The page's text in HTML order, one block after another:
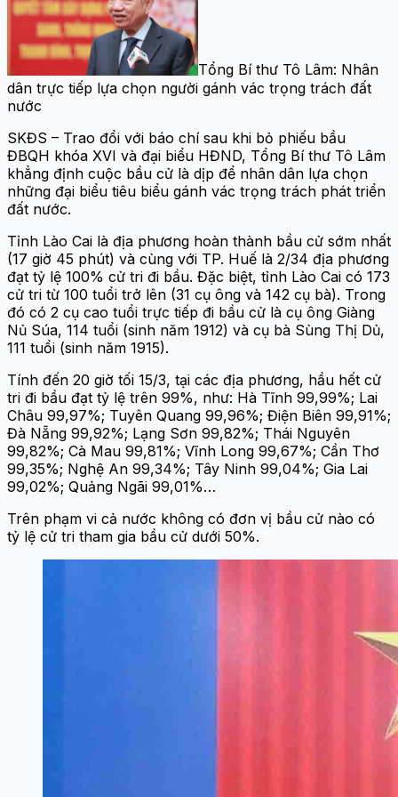
Tổng Bí thư Tô Lâm: Nhân
dân trực tiếp lựa chọn người gánh vác trọng trách đất
nước
SKĐS – Trao đổi với báo chí sau khi bỏ phiếu bầu
ĐBQH khóa XVI và đại biểu HĐND, Tổng Bí thư Tô Lâm
khẳng định cuộc bầu cử là dịp để nhân dân lựa chọn
những đại biểu tiêu biểu gánh vác trọng trách phát triển
đất nước.
Tỉnh Lào Cai là địa phương hoàn thành bầu cử sớm nhất
(17 giờ 45 phút) và cùng với TP. Huế là 2/34 địa phương
đạt tỷ lệ 100% cử tri đi bầu. Đặc biệt, tỉnh Lào Cai có 173
cử tri từ 100 tuổi trở lên (31 cụ ông và 142 cụ bà). Trong
đó có 2 cụ cao tuổi trực tiếp đi bầu cử là cụ ông Giàng
Nủ Súa, 114 tuổi (sinh năm 1912) và cụ bà Sùng Thị Dủ,
111 tuổi (sinh năm 1915).
Tính đến 20 giờ tối 15/3, tại các địa phương, hầu hết cử
tri đi bầu đạt tỷ lệ trên 99%, như: Hà Tĩnh 99,99%; Lai
Châu 99,97%; Tuyên Quang 99,96%; Điện Biên 99,91%;
Đà Nẵng 99,92%; Lạng Sơn 99,82%; Thái Nguyên
99,82%; Cà Mau 99,81%; Vĩnh Long 99,67%; Cần Thơ
99,35%; Nghệ An 99,34%; Tây Ninh 99,04%; Gia Lai
99,02%; Quảng Ngãi 99,01%…
Trên phạm vi cả nước không có đơn vị bầu cử nào có
tỷ lệ cử tri tham gia bầu cử dưới 50%.